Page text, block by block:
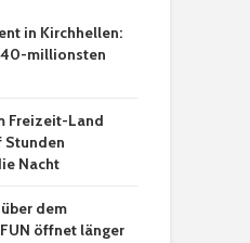
in Kirchhellen:
millionsten
Freizeit-Land
Stunden
Nacht
dem
öffnet länger